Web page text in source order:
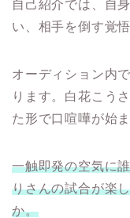
自己紹介では、自
い、相手を倒す覚
オーディション内
ります。白花こう
た形で口喧嘩が始
一触即発の空気に
りさんの試合が楽
か。